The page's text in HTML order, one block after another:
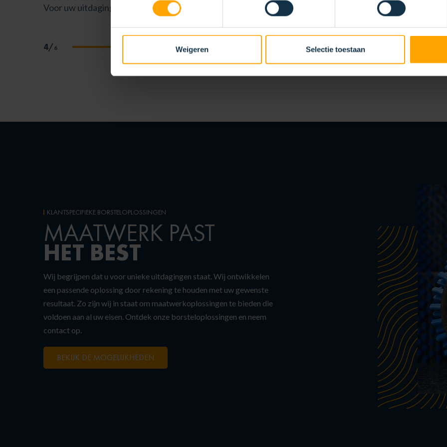
Weigeren Selectie toestaan
Voor uw uitdaging Papier, grafisch en karton Papier, grafisch en karton
4/6
KLANTSPECIFIEKE BORSTELOPLOSSINGEN
MAATWERK PAST
HET BEST
Wij begrijpen dat u voor unieke uitdagingen staat. Wij ontwikkelen
een passende oplossing door rekening te houden met uw gewenste
resultaat. Zo zijn wij in staat om maatwerkoplossingen te bieden die
voldoen aan al uw eisen. Ontdek onze borsteloplossingen en neem
contact op.
BEKIJK DE MOGELIJKHEDEN